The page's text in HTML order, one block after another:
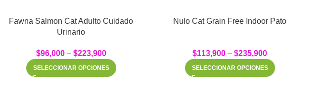
Fawna Salmon Cat Adulto Cuidado
Urinario
$96,000– $223,900
SELECCIONAR OPCIONES
Nulo Cat Grain Free Indoor Pato
$113,900 – $235,900
SELECCIONAR OPCIONES